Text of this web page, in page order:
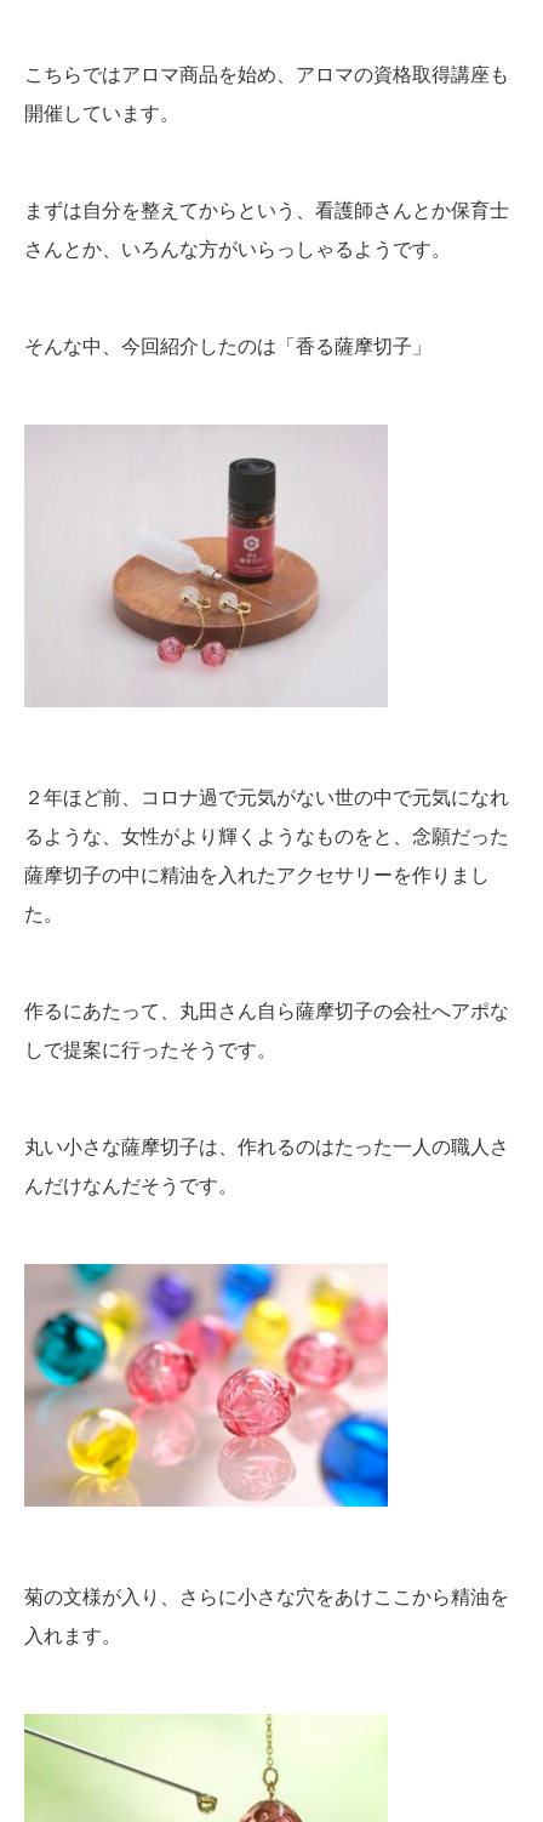
こちらではアロマ商品を始め、アロマの資格取得講座も
開催しています。
まずは自分を整えてからという、看護師さんとか保育士
さんとか、いろんな方がいらっしゃるようです。
そんな中、今回紹介したのは「香る薩摩切子」
２年ほど前、コロナ過で元気がない世の中で元気になれ
るような、女性がより輝くようなものをと、念願だった
薩摩切子の中に精油を入れたアクセサリーを作りまし
た。
作るにあたって、丸田さん自ら薩摩切子の会社へアポな
しで提案に行ったそうです。
丸い小さな薩摩切子は、作れるのはたった一人の職人さ
んだけなんだそうです。
菊の文様が入り、さらに小さな穴をあけここから精油を
入れます。